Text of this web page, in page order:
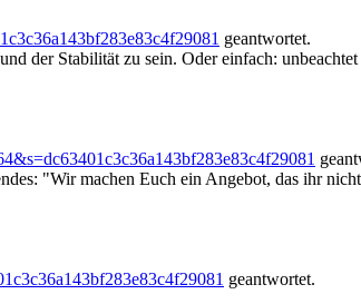
geantwortet.
der Stabilität zu sein. Oder einfach: unbeachtet
"Wir machen Euch ein Angebot, das ihr
geantwortet.